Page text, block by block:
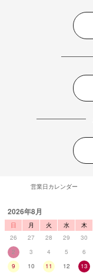
営業日カレンダー
2026年8月
日 月 火 水 木
26
27 28 29 30
2
3 4 5 6
9
10 11 12 13